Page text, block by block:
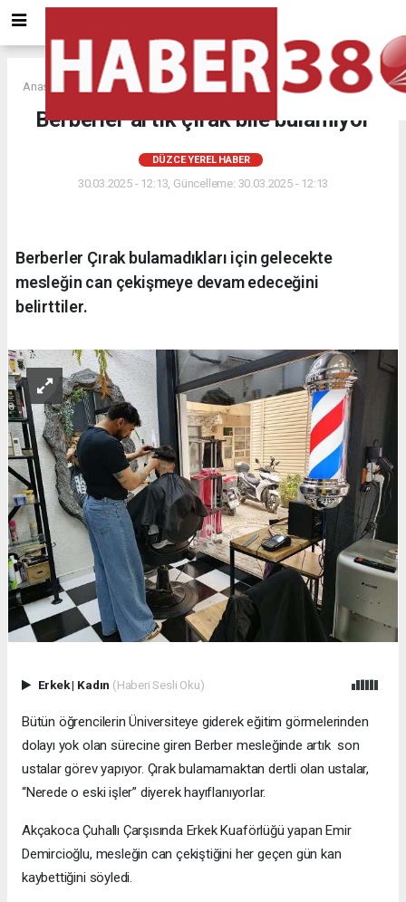
Anasayfa DÜZCE YEREL HABER
Berberler artık çırak bile bulamıyor
DÜZCE YEREL HABER
30.03.2025 - 12:13, Güncelleme: 30.03.2025 - 12:13
Berberler Çırak bulamadıkları için gelecekte
mesleğin can çekişmeye devam edeceğini
belirttiler.
Erkek| Kadın (Haberi Sesli Oku)
Bütün öğrencilerin Üniversiteye giderek eğitim görmelerinden
dolayı yok olan sürecine giren Berber mesleğinde artık son
ustalar görev yapıyor. Çırak bulamamaktan dertli olan ustalar,
“Nerede o eski işler” diyerek hayıflanıyorlar.
Akçakoca Çuhallı Çarşısında Erkek Kuaförlüğü yapan Emir
Demircioğlu, mesleğin can çekiştiğini her geçen gün kan
kaybettiğini söyledi.